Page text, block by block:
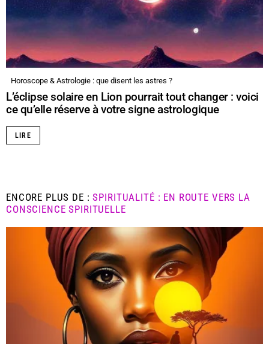
Horoscope & Astrologie : que disent les astres ?
L’éclipse solaire en Lion pourrait tout changer : voici
ce qu’elle réserve à votre signe astrologique
LIRE
ENCORE PLUS DE :SPIRITUALITÉ : EN ROUTE VERS LA
CONSCIENCE SPIRITUELLE